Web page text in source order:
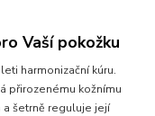
Vaší pokožku
harmonizační kúru.
přirozenému kožnímu
šetrně reguluje její